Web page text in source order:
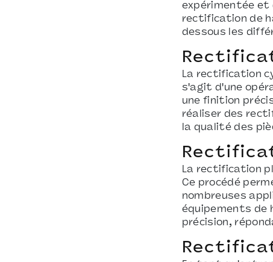
expérimentée et
rectification de
dessous les
La rectification
s'agit d'une
une finition
réaliser des
la qualité des
La rectification
Ce procédé
nombreuses
équipements de
précision,